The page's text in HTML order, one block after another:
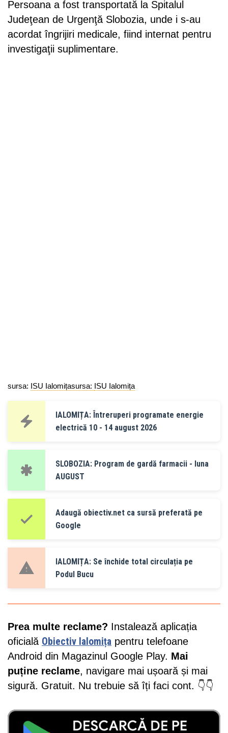
Persoana a fost transportată la Spitalul
Judeţean de Urgenţă Slobozia, unde i s-au
acordat îngrijiri medicale, fiind internat pentru
investigaţii suplimentare.
sursa: ISU Ialomițasursa: ISU Ialomița
IALOMIȚA: Întreruperi programate energie
electrică 10 - 14 august 2026
SLOBOZIA: Program de gardă farmacii - luna
AUGUST
Adaugă obiectiv.net ca sursă preferată pe
Google
IALOMIȚA: Se închide total circulația pe
Podul Bucu
Prea multe reclame? Instalează aplicația
oficială Obiectiv Ialomița pentru telefoane
Android din Magazinul Google Play. Mai
puține reclame, navigare mai ușoară și mai
sigură. Gratuit. Nu trebuie să îți faci cont. 👇👇